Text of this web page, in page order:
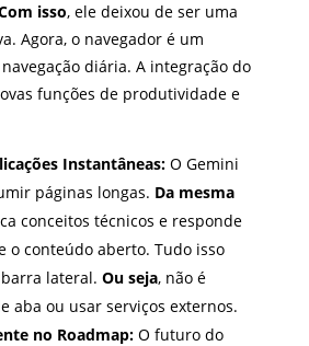
isso, ele deixou de ser uma
Agora, o navegador é um
diária. A integração do
funções de produtividade e
Instantâneas: O Gemini
páginas longas. Da mesma
conceitos técnicos e responde
o conteúdo aberto. Tudo isso
barra lateral.Ou seja, não é
aba ou usar serviços externos.
no Roadmap: O futuro do